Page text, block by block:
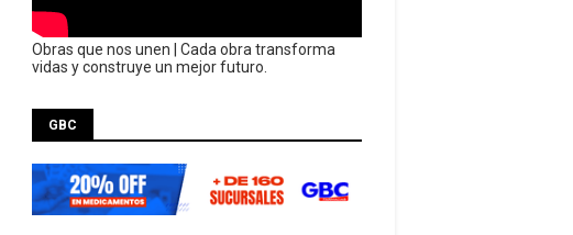
Obras que nos unen | Cada obra transforma
vidas y construye un mejor futuro.
GBC